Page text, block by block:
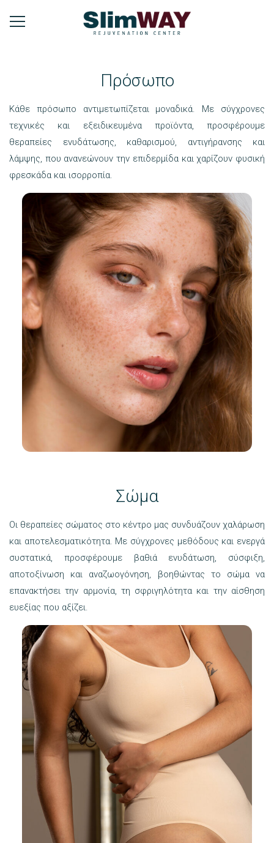
Πρόσωπο
Κάθε πρόσωπο αντιμετωπίζεται μοναδικά. Με σύγχρονες
τεχνικές και εξειδικευμένα προϊόντα, προσφέρουμε
θεραπείες ενυδάτωσης, καθαρισμού, αντιγήρανσης και
λάμψης, που ανανεώνουν την επιδερμίδα και χαρίζουν φυσική
φρεσκάδα και ισορροπία.
Σώμα
Οι θεραπείες σώματος στο κέντρο μας συνδυάζουν χαλάρωση
και αποτελεσματικότητα. Με σύγχρονες μεθόδους και ενεργά
συστατικά, προσφέρουμε βαθιά ενυδάτωση, σύσφιξη,
αποτοξίνωση και αναζωογόνηση, βοηθώντας το σώμα να
επανακτήσει την αρμονία, τη σφριγηλότητα και την αίσθηση
ευεξίας που αξίζει.